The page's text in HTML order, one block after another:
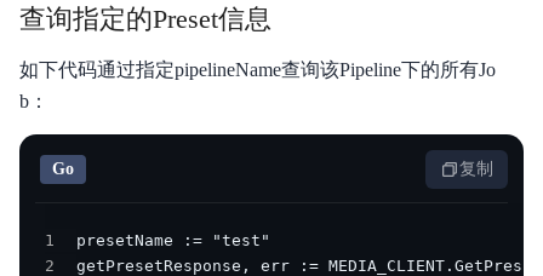
查询指定的Preset信息
如下代码通过指定pipelineName查询该Pipeline下的所有Jo
b：
Go 复制
1
2